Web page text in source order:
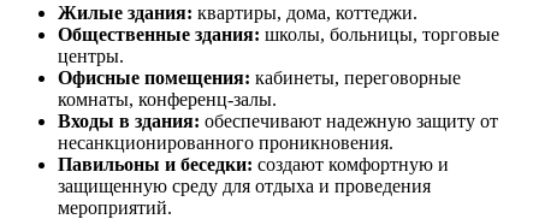
Жилые здания: квартиры, дома, коттеджи.
Общественные здания: школы, больницы, торговые
центры.
Офисные помещения: кабинеты, переговорные
комнаты, конференц-залы.
Входы в здания: обеспечивают надежную защиту от
несанкционированного проникновения.
Павильоны и беседки: создают комфортную и
защищенную среду для отдыха и проведения
мероприятий.